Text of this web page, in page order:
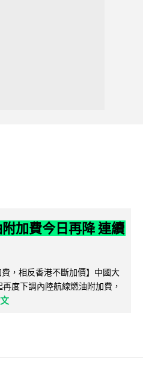
加費今日再降 連續
費，相反香港不斷加價】中國大
度下調內陸航線燃油附加費，